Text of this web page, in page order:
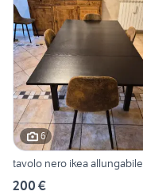
6
tavolo nero ikea allungabile
200 €